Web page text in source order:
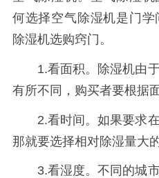
何选择空气除湿机是门
除湿机选购窍门。
1.看面积。除湿机由于
有所不同，购买者要根据
2.看时间。如果要求在
那就要选择相对除湿量大
3.看湿度。不同的城市